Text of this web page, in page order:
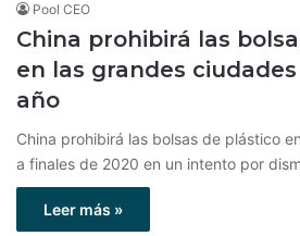
Pool CEO
China prohibirá las
en las grandes
año
China prohibirá las bolsas de plástico
a finales de 2020 en un intento por
Leer más »